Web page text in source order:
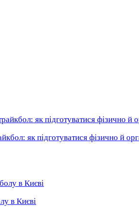
як підготуватися фізично й
в Києві